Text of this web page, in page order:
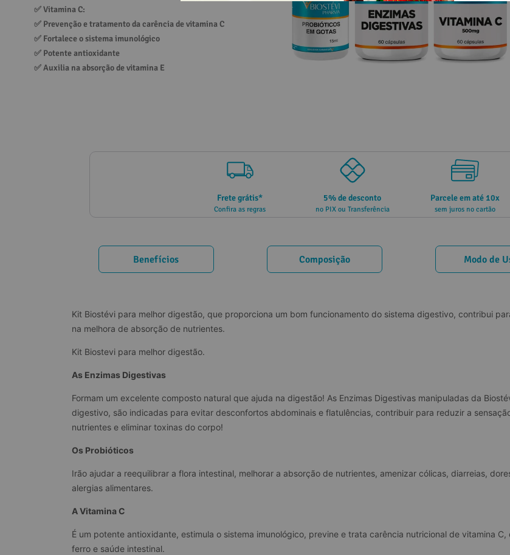
✅ Vitamina C:
✅ Prevenção e tratamento da carência de vitamina C
✅ Fortalece o sistema imunológico
✅ Potente antioxidante
✅ Auxilia na absorção de vitamina E
Frete grátis*
Confira as regras
5% de desconto
no PIX ou Transferência
Parcele em até 10x
sem juros no cartão
Benefícios Composição Modo de
Kit Biostévi para melhor digestão, que proporciona um bom funcionamento do sistema digestivo, contribui
na melhora de absorção de nutrientes.
Kit Biostevi para melhor digestão.
As Enzimas Digestivas
Formam um excelente composto natural que ajuda na digestão! As Enzimas Digestivas manipuladas da
digestivo, são indicadas para evitar desconfortos abdominais e flatulências, contribuir para reduzir a
nutrientes e eliminar toxinas do corpo!
Os Probióticos
Irão ajudar a reequilibrar a flora intestinal, melhorar a absorção de nutrientes, amenizar cólicas, diarreias,
alergias alimentares.
A Vitamina C
É um potente antioxidante, estimula o sistema imunológico, previne e trata carência nutricional de vitamina
ferro e saúde intestinal.
10º creatina